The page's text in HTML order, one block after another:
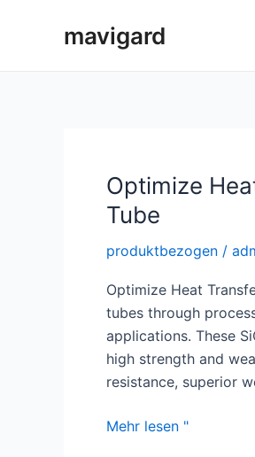
mavigard
Optimize
Tube
produktbezogen /
Optimize Heat
tubes through
applications. These
high strength and
resistance, superior
Optimize
Mehr lesen "